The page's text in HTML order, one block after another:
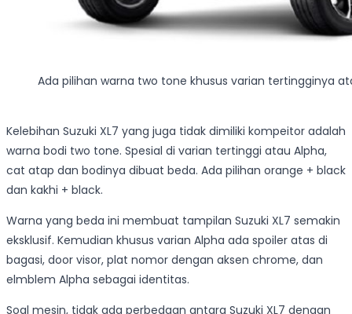
Ada pilihan warna two tone khusus varian tertingginya
Kelebihan Suzuki XL7 yang juga tidak dimiliki kompeitor adalah
warna bodi two tone. Spesial di varian tertinggi atau Alpha,
cat atap dan bodinya dibuat beda. Ada pilihan orange + black
dan kakhi + black.
Warna yang beda ini membuat tampilan Suzuki XL7 semakin
eksklusif. Kemudian khusus varian Alpha ada spoiler atas di
bagasi, door visor, plat nomor dengan aksen chrome, dan
elmblem Alpha sebagai identitas.
Soal mesin, tidak ada perbedaan antara Suzuki XL7 dengan